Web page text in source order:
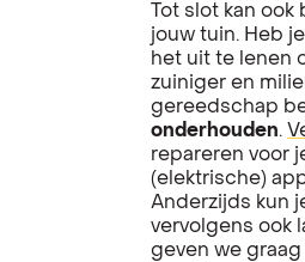
Tot slot kan
jouw tuin. Heb
het uit te lenen
zuiniger en
gereedschap
onderhouden.
repareren voor
(elektrische)
Anderzijds kun
vervolgens ook
geven we